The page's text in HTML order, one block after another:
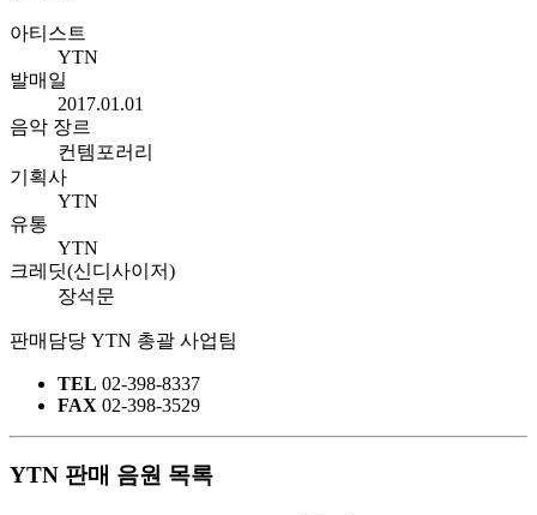
아티스트
YTN
발매일
2017.01.01
음악 장르
컨템포러리
기획사
YTN
유통
YTN
크레딧(신디사이저)
장석문
판매담당 YTN 총괄 사업팀
TEL 02-398-8337
FAX 02-398-3529
YTN 판매 음원 목록